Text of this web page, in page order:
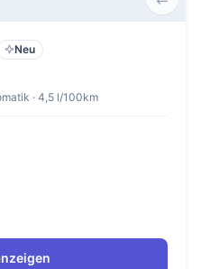
Neu
· 4,5 l/100km